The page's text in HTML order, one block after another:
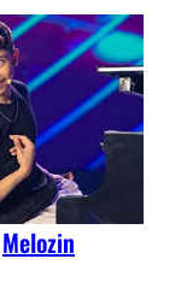
Melozin